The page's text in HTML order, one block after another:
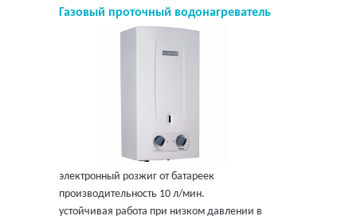
Газовый проточный водонагреватель
электронный розжиг от батареек
производительность 10 л/мин.
устойчивая работа при низком давлении в